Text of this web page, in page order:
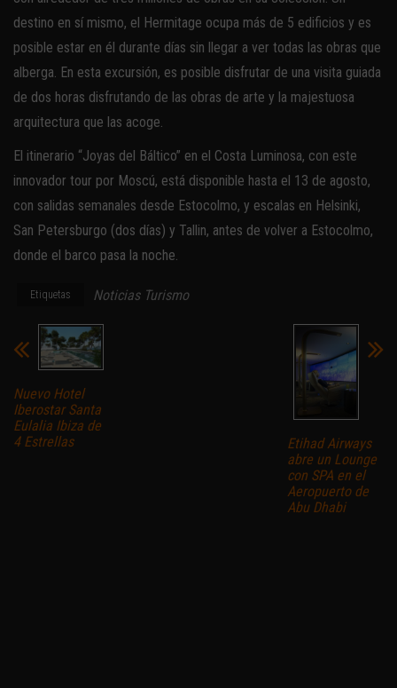
destino en sí mismo, el Hermitage ocupa más de 5 edificios y es
posible estar en él durante días sin llegar a ver todas las obras que
alberga. En esta excursión, es posible disfrutar de una visita guiada
de dos horas disfrutando de las obras de arte y la majestuosa
arquitectura que las acoge.
El itinerario “Joyas del Báltico” en el Costa Luminosa, con este
innovador tour por Moscú, está disponible hasta el 13 de agosto,
con salidas semanales desde Estocolmo, y escalas en Helsinki,
San Petersburgo (dos días) y Tallin, antes de volver a Estocolmo,
donde el barco pasa la noche.
Etiquetas Noticias Turismo
Nuevo Hotel
Iberostar Santa
Eulalia Ibiza de
4 Estrellas
Etihad Airways
abre un Lounge
con SPA en el
Aeropuerto de
Abu Dhabi